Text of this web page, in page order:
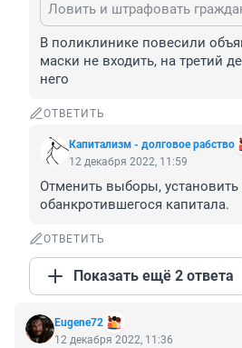
В поликлинике повесили
маски не входить, на третий
него
ОТВЕТИТЬ
Капитализм - долговое рабство
12 декабря 2022, 11:59
Отменить выборы, установить
обанкротившегося капитала.
ОТВЕТИТЬ
Показать ещё 2 ответа
Eugene72
12 декабря 2022, 11:36